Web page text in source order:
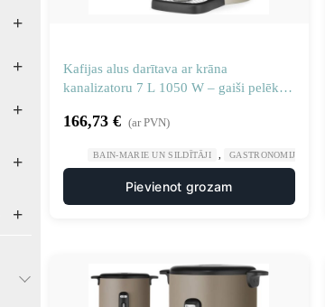
+
+
+
+
+
Kafijas alus darītava ar krāna
kanalizatoru 7 L 1050 W – gaiši pelēkā
166,73 € (ar PVN)
BAIN-MARIE UN SILDĪTĀJI GASTRONOMIJA
Pievienot grozam